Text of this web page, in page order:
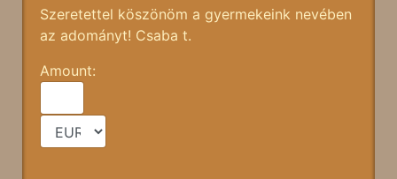
Szeretettel köszönöm a gyermekeink nevében
az adományt! Csaba t.
Amount: